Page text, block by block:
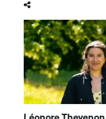
Léonore Thevenon